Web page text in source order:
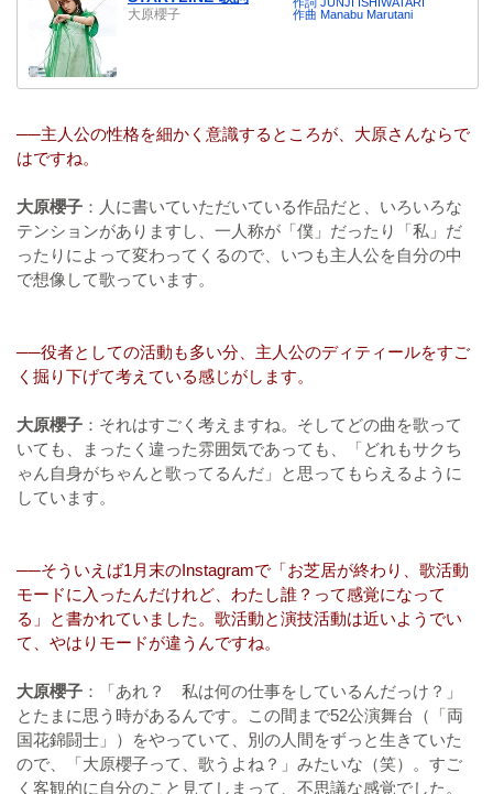
大原櫻子
作詞 JUNJI ISHIWATARI
作曲 Manabu Marutani
──主人公の性格を細かく意識するところが、大原さんならで
はですね。
大原櫻子 ：人に書いていただいている作品だと、いろいろな
テンションがありますし、一人称が「僕」だったり「私」だ
ったりによって変わってくるので、いつも主人公を自分の中
で想像して歌っています。
──役者としての活動も多い分、主人公のディティールをすご
く掘り下げて考えている感じがします。
大原櫻子 ：それはすごく考えますね。そしてどの曲を歌って
いても、まったく違った雰囲気であっても、「どれもサクち
ゃん自身がちゃんと歌ってるんだ」と思ってもらえるように
しています。
──そういえば1月末のInstagramで「お芝居が終わり、歌活動
モードに入ったんだけれど、わたし誰？って感覚になって
る」と書かれていました。歌活動と演技活動は近いようでい
て、やはりモードが違うんですね。
大原櫻子 ：「あれ？ 私は何の仕事をしているんだっけ？」
とたまに思う時があるんです。この間まで52公演舞台（「両
国花錦闘士」）をやっていて、別の人間をずっと生きていた
ので、「大原櫻子って、歌うよね？」みたいな（笑）。すご
く客観的に自分のこと見てしまって、不思議な感覚でした。